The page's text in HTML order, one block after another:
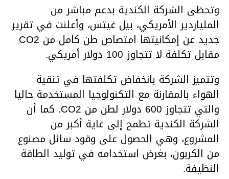
وتحظى الشركة الكندية بدعم مباشر من
الملياردير الأمريكي، بيل غيتس، وأعلنت في تقرير
جديد عن إمكانيتها امتصاص طن كامل من CO2
مقابل تكلفة لا تتجاوز 100 دولار أمريكي.
وتتميز الشركة بانخفاض تكلفتها في تنقية
الهواء بالمقارنة مع التكنولوجيا المستخدمة حاليا
والتي تتجاوز 600 دولار لطن من CO2. كما أن
الشركة الكندية تطمح إلى غاية أكبر من
المشروع، وهي الحصول على وقود سائل مصنوع
من الكربون، بغرض استخدامه في توليد الطاقة
النظيفة.